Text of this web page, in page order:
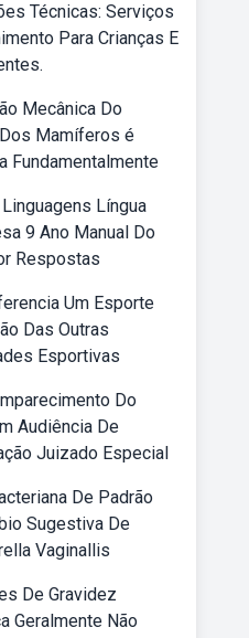
Técnicas: Serviços
Para Crianças E
Mecânica Do
Mamíferos é
Fundamentalmente
Língua
9 Ano Manual Do
Respostas
Um Esporte
Das Outras
Esportivas
Do
Audiência De
Juizado Especial
De Padrão
Sugestiva De
Vaginallis
De Gravidez
Geralmente Não